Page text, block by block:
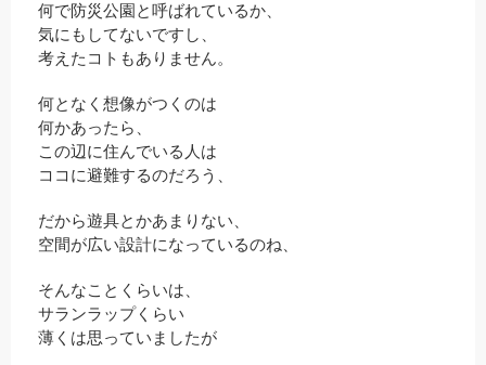
何で防災公園と呼ばれているか、
気にもしてないですし、
考えたコトもありません。
何となく想像がつくのは
何かあったら、
この辺に住んでいる人は
ココに避難するのだろう、
だから遊具とかあまりない、
空間が広い設計になっているのね、
そんなことくらいは、
サランラップくらい
薄くは思っていましたが